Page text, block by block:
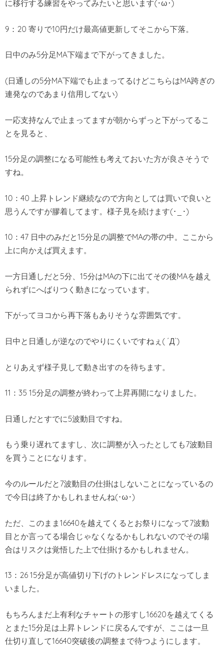
に移行する練習をやってみたいと思います(･ω･)
9：20 寄りで10円だけ最高値更新してそこから下落。
日中のみ5分足MA下端まで下がってきました。
(日通しの5分MA下端でも止まってるけどこちらはMA跨ぎの
連発なのであまり信用してない)
一応支持なんで止まってますが朝からずっと下がってるこ
とを見ると、
15分足の調整になる可能性も考えておいた方が良さそうで
すね。
10：40 上昇トレンド継続なので方向としては買いで良いと
思うんですが膠着してます。様子見を続けます(･_･)
10：47 日中のみだと15分足の調整でMAの帯の中。ここから
上に向かえば買えます。
一方日通しだと5分、15分はMAの下に出てその後MAを越え
られずにへばりつく動きになっています。
下がってヨコから再下落もありそうな雰囲気です。
日中と日通しが逆なのでやりにくいですねぇ( ´Д`)
とりあえず様子見して動き出すのを待ちます。
11：35 15分足の調整が終わって上昇再開になりました。
日通しだとすでに5波動目ですね。
もう乗り遅れてますし、次に調整が入ったとしても7波動目
を買うことになります。
今のルールだと7波動目の仕掛はしないことになっているの
で今日は終了かもしれませんね(･ω･)
ただ、このまま16640を越えてくるとお祭りになって7波動
目とか言ってる場合じゃなくなるかもしれないのでその場
合はリスクは覚悟した上で仕掛けるかもしれません。
13：26 15分足が高値切り下げのトレンドレスになってしま
いました。
もちろんまだ上有利なチャートの形すし16620を越えてくる
とまた15分足は上昇トレンドに戻るんですが、ここは一旦
仕切り直して16640突破後の調整まで待つようにします。